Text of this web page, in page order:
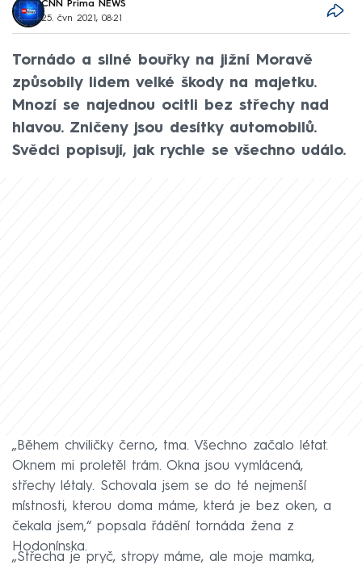
CNN Prima NEWS
25. čvn 2021, 08:21
Tornádo a silné bouřky na jižní Moravě
způsobily lidem velké škody na majetku.
Mnozí se najednou ocitli bez střechy nad
hlavou. Zničeny jsou desítky automobilů.
Svědci popisují, jak rychle se všechno událo.
„Během chviličky černo, tma. Všechno začalo létat.
Oknem mi proletěl trám. Okna jsou vymlácená,
střechy létaly. Schovala jsem se do té nejmenší
místnosti, kterou doma máme, která je bez oken, a
čekala jsem,“ popsala řádění tornáda žena z
Hodonínska.
„Střecha je pryč, stropy máme, ale moje mamka,